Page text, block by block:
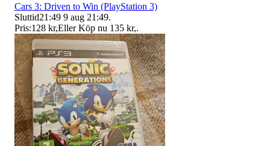
Cars 3: Driven to Win (PlayStation 3)
Sluttid21:49 9 aug 21:49.
Pris:128 kr,Eller Köp nu 135 kr,.